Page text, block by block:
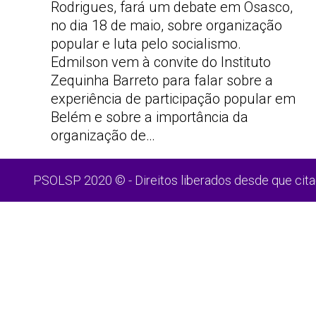
Rodrigues, fará um debate em Osasco,
no dia 18 de maio, sobre organização
popular e luta pelo socialismo.
Edmilson vem à convite do Instituto
Zequinha Barreto para falar sobre a
experiência de participação popular em
Belém e sobre a importância da
organização de…
PSOLSP 2020 © - Direitos liberados desde que